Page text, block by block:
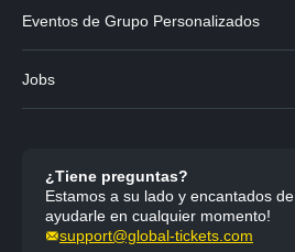
Eventos de Grupo Personalizados
Jobs
¿Tiene preguntas?
Estamos a su lado y encantados de
ayudarle en cualquier momento!
support@global-tickets.com